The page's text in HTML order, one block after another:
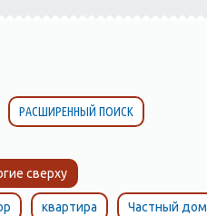
РАСШИРЕННЫЙ ПОИСК
сверху
квартира Частный дом